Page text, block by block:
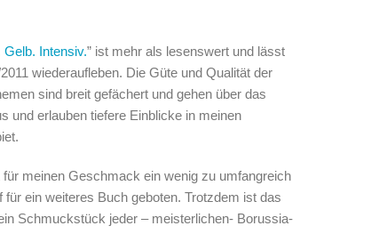
Intensiv.” ist mehr als lesenswert und lässt
wiederaufleben. Die Güte und Qualität der
sind breit gefächert und gehen über das
und erlauben tiefere Einblicke in meinen
meinen Geschmack ein wenig zu umfangreich
ein weiteres Buch geboten. Trotzdem ist das
Schmuckstück jeder – meisterlichen- Borussia-